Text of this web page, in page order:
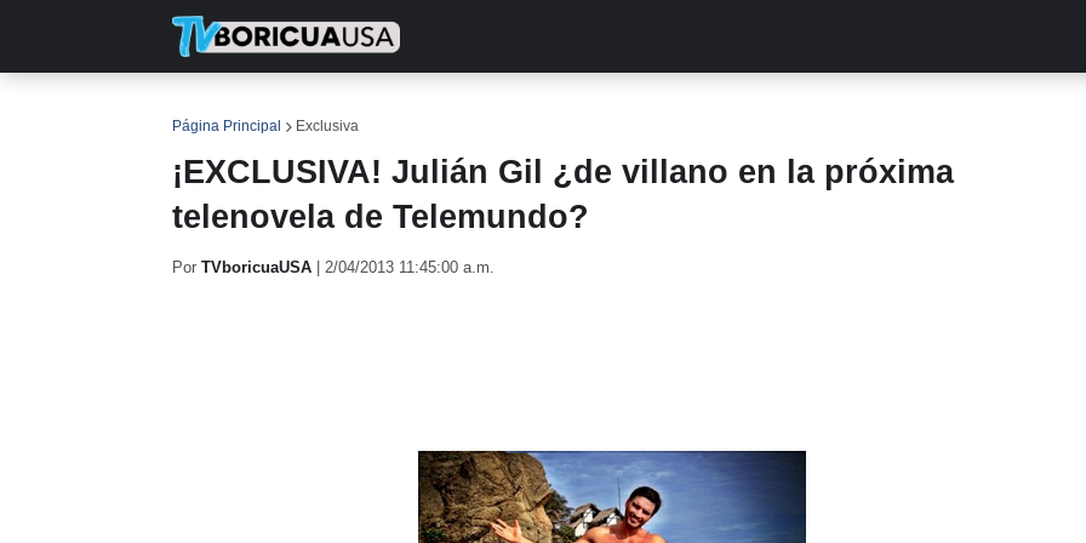
Página Principal Exclusiva
¡EXCLUSIVA! Julián Gil ¿de villano en la próxima
telenovela de Telemundo?
Por TVboricuaUSA 2/04/2013 11:45:00 a.m.